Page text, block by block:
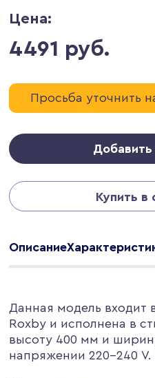
Цена:
4491 руб.
Просьба уточнить
Добавить
Купить в
Описание
Данная модель входит
Roxby и исполнена в
высоту 400 мм и
напряжении 220-240 V.